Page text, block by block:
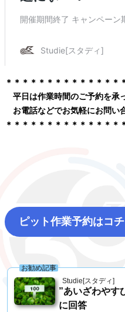
＊＊＊＊＊＊＊＊＊＊＊＊＊＊
平日は作業時間のご予約を承
お電話などでお気軽にお問い
＊＊＊＊＊＊＊＊＊＊＊＊＊＊
ピット作業予約はコ
Studie[スタディ]
お勧め記事
”あいざわやす
に回答